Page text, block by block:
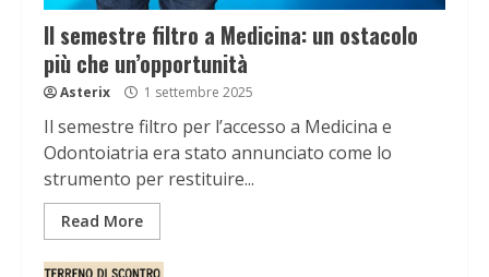
Il semestre filtro a Medicina: un ostacolo
più che un’opportunità
Asterix 1 settembre 2025
Il semestre filtro per l’accesso a Medicina e
Odontoiatria era stato annunciato come lo
strumento per restituire...
Read More